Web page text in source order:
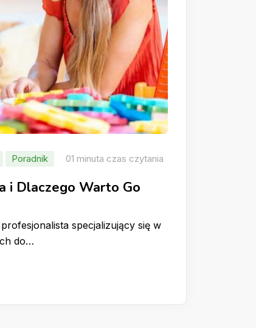
Poradnik 01 minuta czas czytania
i Dlaczego Warto Go
specjalizujący się w
do…